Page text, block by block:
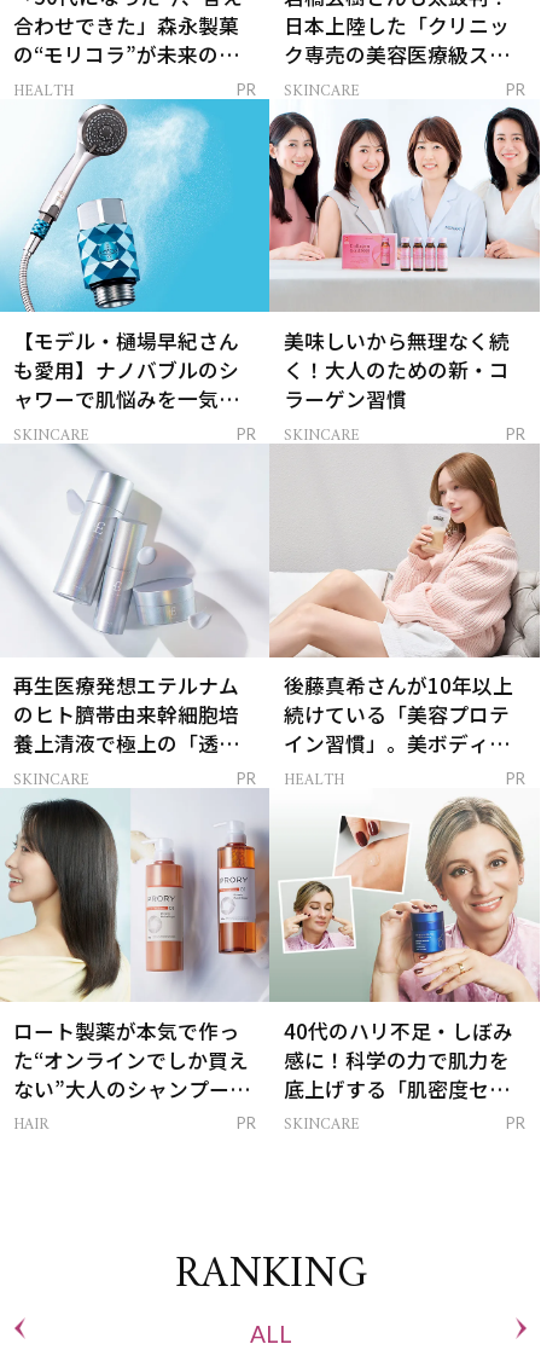
合わせできた」森永製菓
の“モリコラ”が未来のキ
レイを連れてくる！
HEALTH PR
日本上陸した「クリニッ
ク専売の美容医療級スキ
ンケア」
SKINCARE PR
【モデル・樋場早紀さん
も愛用】ナノバブルのシ
ャワーで肌悩みを一気に
解決
SKINCARE PR
美味しいから無理なく続
く！大人のための新・コ
ラーゲン習慣
SKINCARE PR
再生医療発想エテルナム
のヒト臍帯由来幹細胞培
養上清液で極上の「透明
感ハリ肌」へ
SKINCARE PR
後藤真希さんが10年以上
続けている「美容プロテ
イン習慣」。美ボディを
支える朝ルーティンと
HEALTH PR
ロート製薬が本気で作っ
た“オンラインでしか買え
ない”大人のシャンプー＆
トリートメントって？
HAIR PR
40代のハリ不足・しぼみ
感に！科学の力で肌力を
底上げする「肌密度セラ
ム」
SKINCARE PR
RANKING
ALL